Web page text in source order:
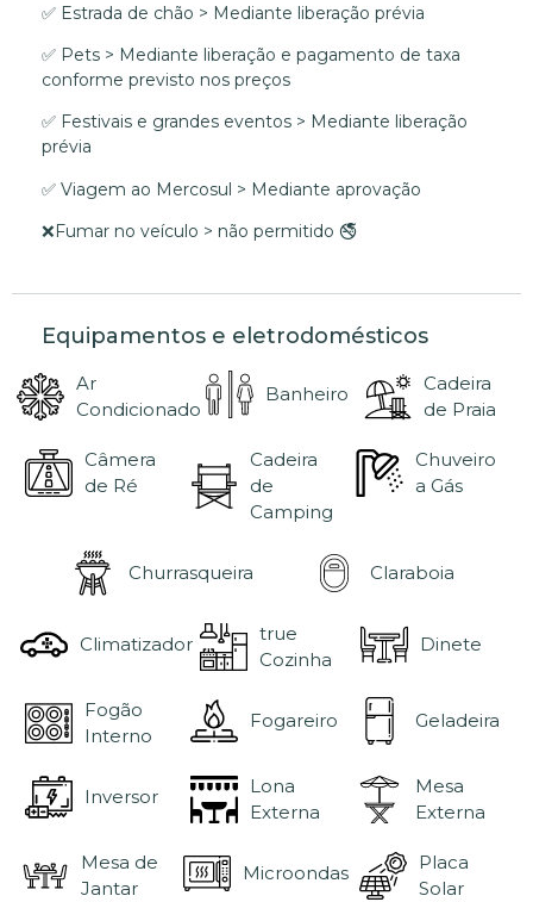
✅ Estrada de chão > Mediante liberação prévia
✅ Pets > Mediante liberação e pagamento de taxa
conforme previsto nos preços
✅ Festivais e grandes eventos > Mediante liberação
prévia
✅ Viagem ao Mercosul > Mediante aprovação
❌Fumar no veículo > não permitido 🚭
Equipamentos e eletrodomésticos
Ar
Condicionado
Banheiro
Cadeira
de Praia
Câmera
de Ré
Cadeira
de
Camping
Chuveiro
a Gás
Churrasqueira Claraboia
Climatizador
true
Cozinha
Dinete
Fogão
Interno
Fogareiro Geladeira
Inversor
Lona
Externa
Mesa
Externa
Mesa de
Jantar
Microondas
Placa
Solar